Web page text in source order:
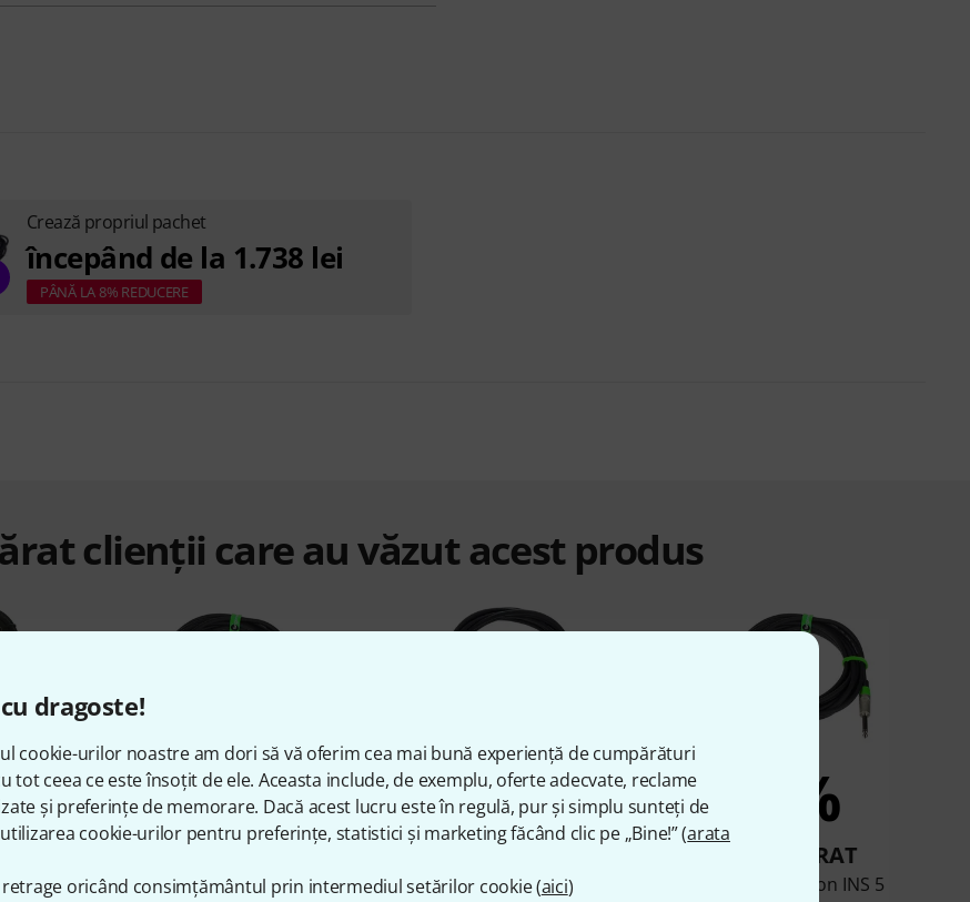
dragoste!
cookie-urilor noastre am dori să vă oferim cea mai bună experiență de cumpărături
tot ceea ce este însoțit de ele. Aceasta include, de exemplu, oferte adecvate, reclame
și preferințe de memorare. Dacă acest lucru este în regulă, pur și simplu sunteți de
cookie-urilor pentru preferințe, statistici și marketing făcând clic pe „Bine!” (arata
oricând consimțământul prin intermediul setărilor cookie (aici)
Crează propriul pachet
începând de la 1.738 lei
PÂNĂ LA 8% REDUCERE
clienții care au văzut acest produs
2%
CUMPĂRAT
Fun Generation INS 10
2%
CUMPĂRAT
Cordial CCI 3 PR
2%
CUMPĂRAT
Fun Generation INS 5